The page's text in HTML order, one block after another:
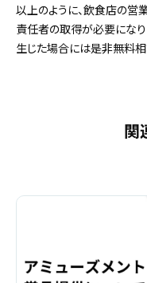
以上のように、飲食店の
責任者の取得が必要にな
生じた場合には是非無料相
関